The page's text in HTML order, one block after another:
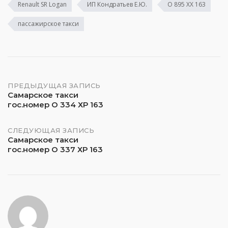
Renault SR Logan ИП Кондратьев Е.Ю. О 895 ХХ 163
пассажирское такси
Навигация
по
записям
ПРЕДЫДУЩАЯ ЗАПИСЬ
Самарское такси
гос.номер О 334 ХР 163
СЛЕДУЮЩАЯ ЗАПИСЬ
Самарское такси
гос.номер О 337 ХР 163